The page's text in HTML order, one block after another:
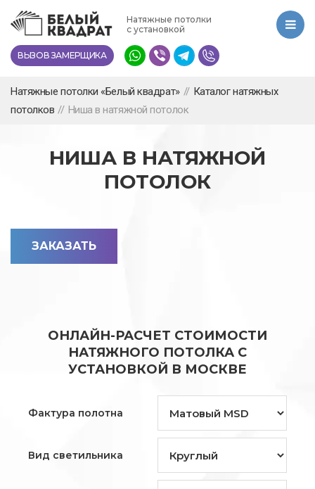
Перейти
основному
содержанию
Натяжные потолки
с установкой
ВЫЗОВ ЗАМЕРЩИКА
Натяжные потолки «Белый квадрат» // Каталог натяжных
потолков // Ниша в натяжной потолок
НИША В НАТЯЖНОЙ
ПОТОЛОК
ЗАКАЗАТЬ
ОНЛАЙН-РАСЧЕТ СТОИМОСТИ
НАТЯЖНОГО ПОТОЛКА С
УСТАНОВКОЙ В МОСКВЕ
Фактура полотна
Вид светильника